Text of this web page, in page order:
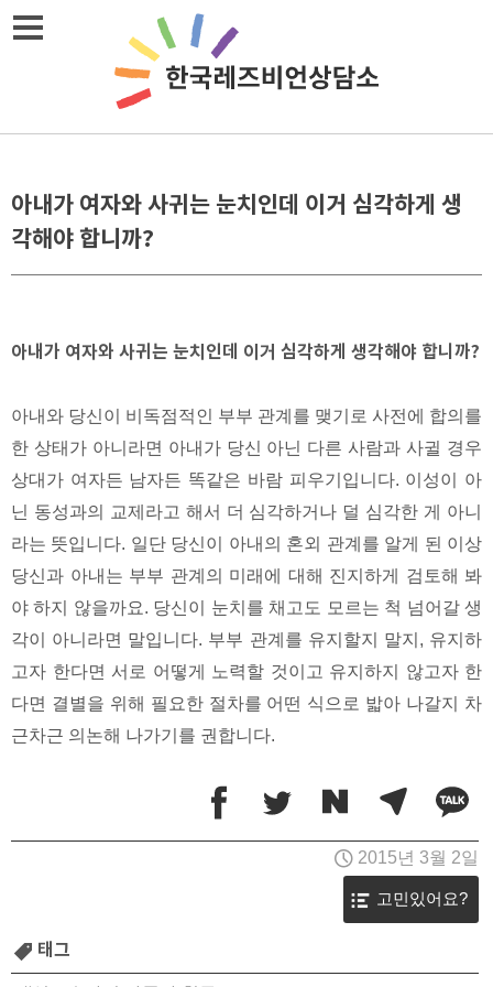
Skip
아내가 여자와 사귀는 눈치인데 이거 심각하게 생
각해야 합니까?
아내가 여자와 사귀는 눈치인데 이거 심각하게 생각해야 합니까?
아내와 당신이 비독점적인 부부 관계를 맺기로 사전에 합의를
한 상태가 아니라면 아내가 당신 아닌 다른 사람과 사귈 경우
상대가 여자든 남자든 똑같은 바람 피우기입니다. 이성이 아
닌 동성과의 교제라고 해서 더 심각하거나 덜 심각한 게 아니
라는 뜻입니다. 일단 당신이 아내의 혼외 관계를 알게 된 이상
당신과 아내는 부부 관계의 미래에 대해 진지하게 검토해 봐
야 하지 않을까요. 당신이 눈치를 채고도 모르는 척 넘어갈 생
각이 아니라면 말입니다. 부부 관계를 유지할지 말지, 유지하
고자 한다면 서로 어떻게 노력할 것이고 유지하지 않고자 한
다면 결별을 위해 필요한 절차를 어떤 식으로 밟아 나갈지 차
근차근 의논해 나가기를 권합니다.
2015년 3월 2일
고민있어요?
태그